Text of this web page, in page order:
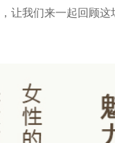
让我们来一起回顾这